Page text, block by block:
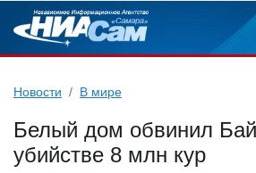
Новости В мире
Белый дом обвинил
убийстве 8 млн кур